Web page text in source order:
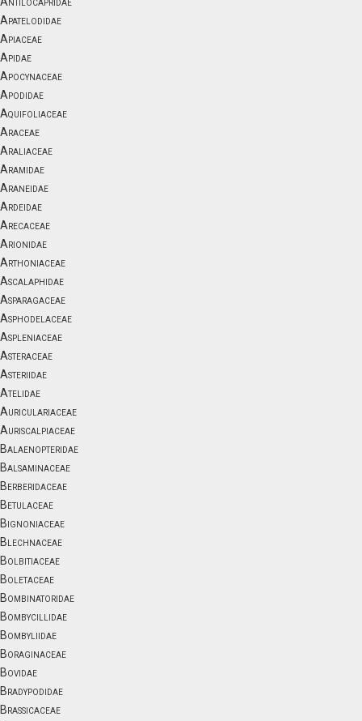
Apatelodidae
Apiaceae
Apidae
Apocynaceae
Apodidae
Aquifoliaceae
Araceae
Araliaceae
Aramidae
Araneidae
Ardeidae
Arecaceae
Arionidae
Arthoniaceae
Ascalaphidae
Asparagaceae
Asphodelaceae
Aspleniaceae
Asteraceae
Asteriidae
Atelidae
Auriculariaceae
Auriscalpiaceae
Balaenopteridae
Balsaminaceae
Berberidaceae
Betulaceae
Bignoniaceae
Blechnaceae
Bolbitiaceae
Boletaceae
Bombinatoridae
Bombycillidae
Bombyliidae
Boraginaceae
Bovidae
Bradypodidae
Brassicaceae